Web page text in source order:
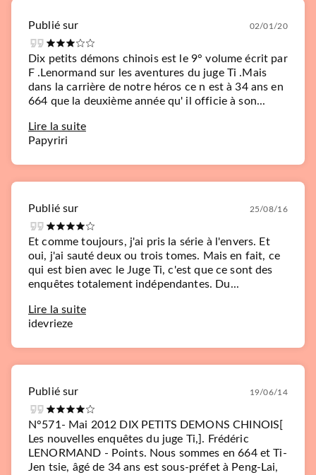
Publié sur 02/01/20
Dix petits démons chinois est le 9° volume écrit par
F .Lenormand sur les aventures du juge Ti .Mais
dans la carrière de notre héros ce n est à 34 ans en
664 que la deuxième année qu' il officie à son...
Lire la suite
Papyriri
Publié sur 25/08/16
Et comme toujours, j'ai pris la série à l'envers. Et
oui, j'ai sauté deux ou trois tomes. Mais en fait, ce
qui est bien avec le Juge Ti, c'est que ce sont des
enquêtes totalement indépendantes. Du...
Lire la suite
idevrieze
Publié sur 19/06/14
N°571- Mai 2012 DIX PETITS DEMONS CHINOIS[
Les nouvelles enquêtes du juge Ti,]. Frédéric
LENORMAND - Points. Nous sommes en 664 et Ti-
Jen tsie, âgé de 34 ans est sous-préfet à Peng-Lai,